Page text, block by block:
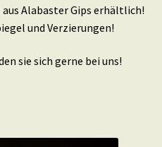
Alabaster Gips erhältlich!
und Verzierungen!
sie sich gerne bei uns!